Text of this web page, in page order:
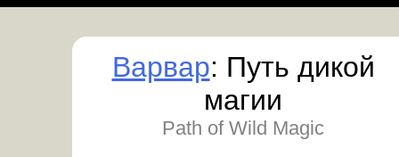
Варвар: Путь дикой
магии
Path of Wild Magic